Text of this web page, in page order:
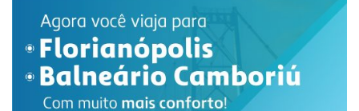
Procuradores-Gerais dos Ministérios Públicos dos Estados
e da União, para combater o crime organizado que atinge
todo o país. É formado pelos Gaecos de todo o país e
trabalha de maneira integrada com as polícias (Civil, Militar,
Federal e Rodoviária Federal), a Agência Brasileira de